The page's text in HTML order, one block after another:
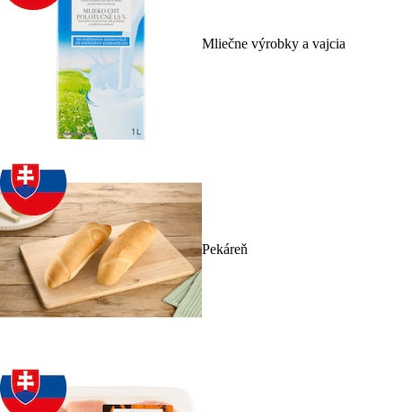
Mliečne výrobky a vajcia
Pekáreň